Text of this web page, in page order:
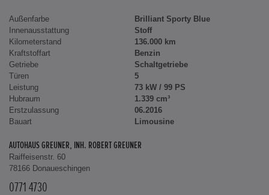
Außenfarbe
Brilliant Sporty Blue
Innenausstattung
Stoff
Kilometerstand
136.000 km
Kraftstoffart
Benzin
Getriebe
Schaltgetriebe
Türen
5
Leistung
73 kW / 99 PS
Hubraum
1.339 cm³
Erstzulassung
06.2016
Bauart
Limousine
AUTOHAUS GREUNER, INH. ROBERT GREUNER
Raiffeisenstr. 60
78166 Donaueschingen
0771 4730